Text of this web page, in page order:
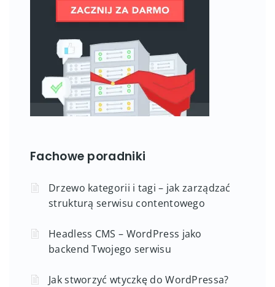
Fachowe poradniki
Drzewo kategorii i tagi – jak zarządzać
strukturą serwisu contentowego
Headless CMS – WordPress jako
backend Twojego serwisu
Jak stworzyć wtyczkę do WordPressa?